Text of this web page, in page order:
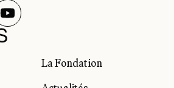
La Fondation
SOCIAUX
SUR SUR
NOUS SUR
SUIVEZ-NOUS SUR